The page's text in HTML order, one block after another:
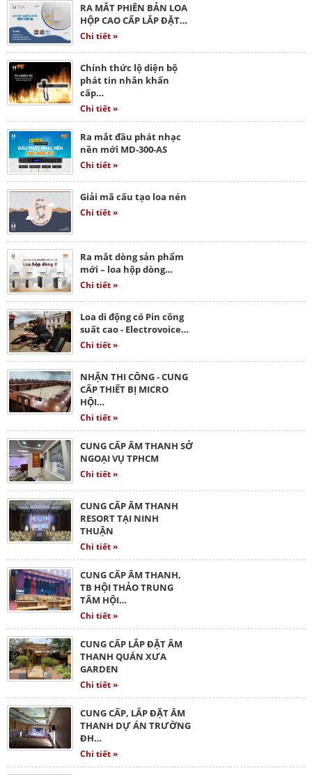
RA MẮT PHIÊN BẢN LOA
HỘP CAO CẤP LẮP ĐẶT…
Chi tiết »
Chính thức lộ diện bộ
phát tin nhắn khẩn
cấp…
Chi tiết »
Ra mắt đầu phát nhạc
nền mới MD-300-AS
Chi tiết »
Giải mã cấu tạo loa nén
Chi tiết »
Ra mắt dòng sản phẩm
mới – loa hộp dòng…
Chi tiết »
Loa di động có Pin công
suất cao - Electrovoice…
Chi tiết »
NHẬN THI CÔNG - CUNG
CẤP THIẾT BỊ MICRO
HỘI…
Chi tiết »
CUNG CẤP ÂM THANH SỞ
NGOẠI VỤ TPHCM
Chi tiết »
CUNG CẤP ÂM THANH
RESORT TẠI NINH
THUẬN
Chi tiết »
CUNG CẤP ÂM THANH,
TB HỘI THẢO TRUNG
TÂM HỘI…
Chi tiết »
CUNG CẤP LẮP ĐẶT ÂM
THANH QUÁN XƯA
GARDEN
Chi tiết »
CUNG CẤP, LẮP ĐẶT ÂM
THANH DỰ ÁN TRƯỜNG
ĐH…
Chi tiết »